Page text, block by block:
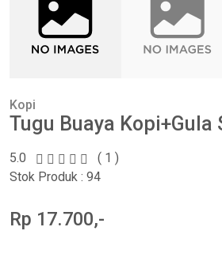
Kopi
Tugu Buaya
5.0
( 1 )
Stok Produk : 94
Rp 17.700,-